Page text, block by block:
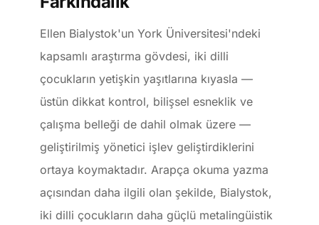
Ellen Bialystok'un York Üniversitesi'ndeki
kapsamlı araştırma gövdesi, iki dilli
çocukların yetişkin yaşıtlarına kıyasla —
üstün dikkat kontrol, bilişsel esneklik ve
çalışma belleği de dahil olmak üzere —
geliştirilmiş yönetici işlev geliştirdiklerini
ortaya koymaktadır. Arapça okuma yazma
açısından daha ilgili olan şekilde, Bialystok,
iki dilli çocukların daha güçlü metalingüistik